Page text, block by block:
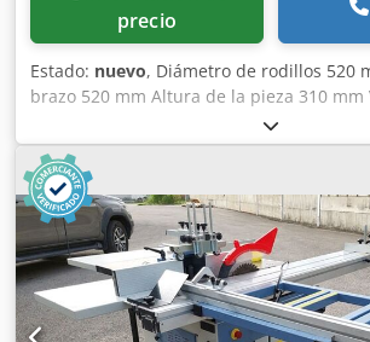
precio
Estado: nuevo, Diámetro de rodillos 520
brazo 520 mm Altura de la pieza 310 mm
corte 25 - 500 m/min Superficie de
x 500 mm Longitud de la hoja de sierra
Mesa inclinable hasta 15° Altura de
Potencia total requerida 1,5 kW Peso de
500 kg Dimensiones aprox. 1,3 x 0,76 x
Equipamiento: - Mesa maciza de
superficie de apoyo garantiza un trabajo
Equipamiento de serie con dispositivo
dispositivo de recocido - Tijeras y piedra